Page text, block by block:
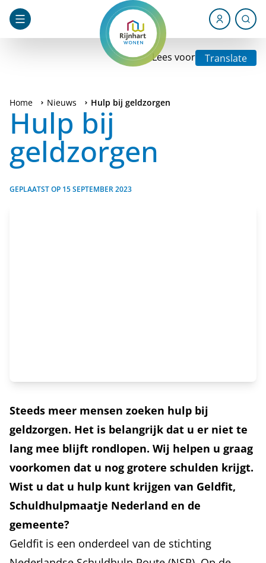
Lees voor Translate
Home Nieuws Hulp bij geldzorgen
Hulp bij
geldzorgen
GEPLAATST OP 15 SEPTEMBER 2023
Steeds meer mensen zoeken hulp bij
geldzorgen. Het is belangrijk dat u er niet te
lang mee blijft rondlopen. Wij helpen u graag
voorkomen dat u nog grotere schulden krijgt.
Wist u dat u hulp kunt krijgen van Geldfit,
Schuldhulpmaatje Nederland en de
gemeente?
Geldfit is een onderdeel van de stichting